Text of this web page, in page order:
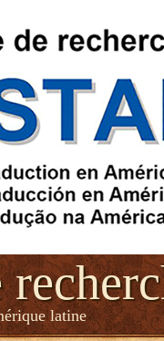
latine